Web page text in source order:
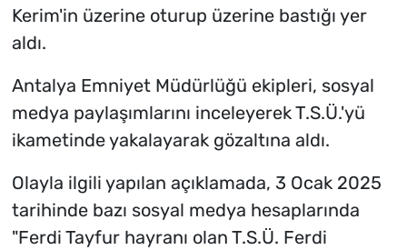
Kerim'in üzerine oturup üzerine bastığı yer
aldı.
Antalya Emniyet Müdürlüğü ekipleri, sosyal
medya paylaşımlarını inceleyerek T.S.Ü.'yü
ikametinde yakalayarak gözaltına aldı.
Olayla ilgili yapılan açıklamada, 3 Ocak 2025
tarihinde bazı sosyal medya hesaplarında
"Ferdi Tayfur hayranı olan T.S.Ü. Ferdi